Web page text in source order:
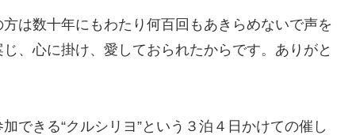
は数十年にもわたり何百回もあきらめないで声を
、心に掛け、愛しておられたからです。ありがと
できる“クルシリヨ”という３泊４日かけての催し